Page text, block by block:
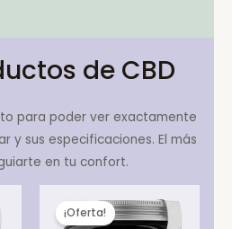
de CBD
para poder ver exactamente
y sus especificaciones. El más
en tu confort.
¡Oferta!